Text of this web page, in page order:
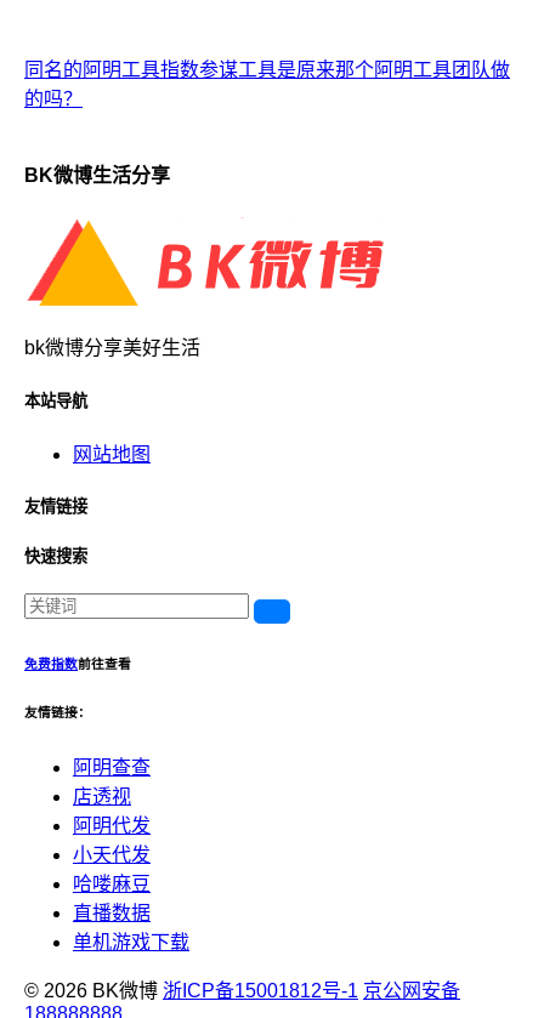
同名的阿明工具指数参谋工具是原来那个阿明工具团队做
的吗？
BK微博生活分享
bk微博分享美好生活
本站导航
网站地图
友情链接
快速搜索
免费指数前往查看
友情链接：
阿明查查
店透视
阿明代发
小天代发
哈喽麻豆
直播数据
单机游戏下载
© 2026 BK微博 浙ICP备15001812号-1 京公网安备
188888888